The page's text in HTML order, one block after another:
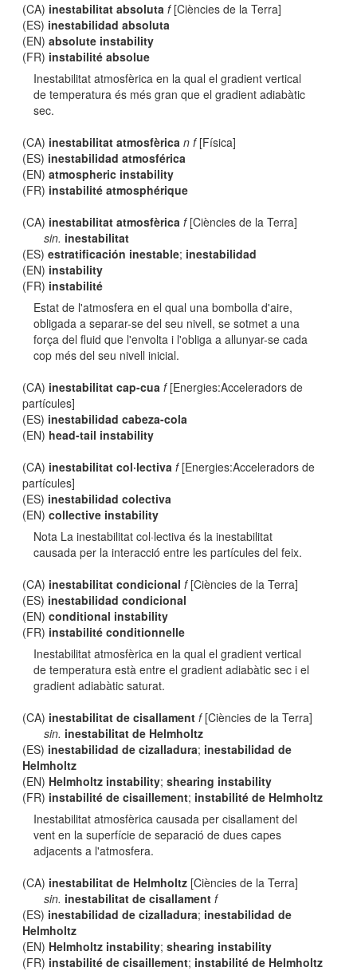
(CA) inestabilitat absoluta f[Ciències de la Terra]
(ES) inestabilidad absoluta
(EN)absolute instability
(FR) instabilité absolue
Inestabilitat atmosfèrica en la qual el gradient vertical
de temperatura és més gran que el gradient adiabàtic
sec.
(CA) inestabilitat atmosfèrica n f[Física]
(ES) inestabilidad atmosférica
(EN)atmospheric instability
(FR) instabilité atmosphérique
(CA) inestabilitat atmosfèrica f[Ciències de la Terra]
sin. inestabilitat
(ES)estratificación inestable; inestabilidad
(EN) instability
(FR) instabilité
Estat de l'atmosfera en el qual una bombolla d'aire,
obligada a separar-se del seu nivell, se sotmet a una
força del fluid que l'envolta i l'obliga a allunyar-se cada
cop més del seu nivell inicial.
(CA) inestabilitat cap-cua f[Energies:Acceleradors de
partícules]
(ES) inestabilidad cabeza-cola
(EN) head-tail instability
(CA) inestabilitat col·lectiva f[Energies:Acceleradors de
partícules]
(ES) inestabilidad colectiva
(EN)collective instability
Nota La inestabilitat col·lectiva és la inestabilitat
causada per la interacció entre les partícules del feix.
(CA) inestabilitat condicional f[Ciències de la Terra]
(ES) inestabilidad condicional
(EN)conditional instability
(FR) instabilité conditionnelle
Inestabilitat atmosfèrica en la qual el gradient vertical
de temperatura està entre el gradient adiabàtic sec i el
gradient adiabàtic saturat.
(CA) inestabilitat de cisallament f[Ciències de la Terra]
sin. inestabilitat de Helmholtz
(ES) inestabilidad de cizalladura; inestabilidad de
Helmholtz
(EN) Helmholtz instability;shearing instability
(FR) instabilité de cisaillement; instabilité de Helmholtz
Inestabilitat atmosfèrica causada per cisallament del
vent en la superfície de separació de dues capes
adjacents a l'atmosfera.
(CA) inestabilitat de Helmholtz [Ciències de la Terra]
sin. inestabilitat de cisallament f
(ES) inestabilidad de cizalladura; inestabilidad de
Helmholtz
(EN) Helmholtz instability;shearing instability
(FR) instabilité de cisaillement; instabilité de Helmholtz